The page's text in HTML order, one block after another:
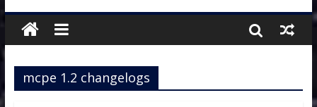
mcpe 1.2 changelogs